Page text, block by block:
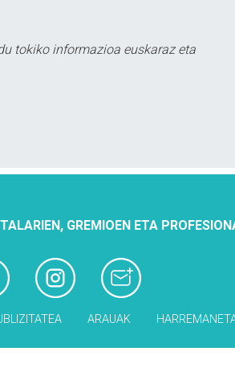
tokiko informazioa euskaraz eta
GREMIOEN ETA
ARAUAK